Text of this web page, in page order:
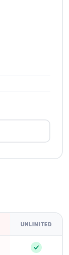
UNLIMITED